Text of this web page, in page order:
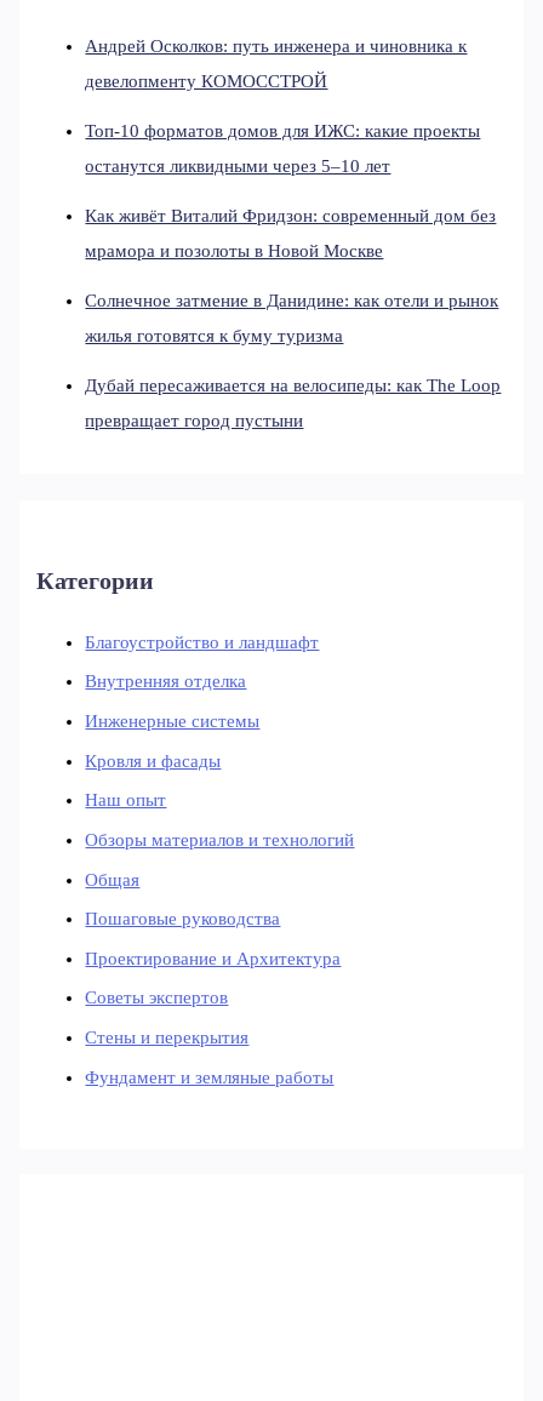
Андрей Осколков: путь инженера и чиновника к
девелопменту КОМОССТРОЙ
Топ-10 форматов домов для ИЖС: какие проекты
останутся ликвидными через 5–10 лет
Как живёт Виталий Фридзон: современный дом без
мрамора и позолоты в Новой Москве
Солнечное затмение в Данидине: как отели и рынок
жилья готовятся к буму туризма
Дубай пересаживается на велосипеды: как The Loop
превращает город пустыни
Категории
Благоустройство и ландшафт
Внутренняя отделка
Инженерные системы
Кровля и фасады
Наш опыт
Обзоры материалов и технологий
Общая
Пошаговые руководства
Проектирование и Архитектура
Советы экспертов
Стены и перекрытия
Фундамент и земляные работы